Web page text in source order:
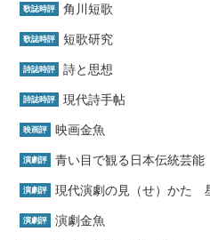
歌誌時評 角川短歌
歌誌時評 短歌研究
詩誌時評 詩と思想
詩誌時評 現代詩手帖
映画評 映画金魚
演劇評 青い目で観る日本伝統芸
演劇評 現代演劇の見（せ）かた
演劇評 演劇金魚